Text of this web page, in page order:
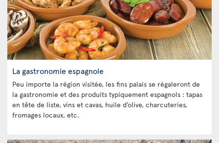
La gastronomie espagnole
Peu importe la région visitée, les fins palais se régaleront de
la gastronomie et des produits typiquement espagnols : tapas
en tête de liste, vins et cavas, huile d’olive, charcuteries,
fromages locaux, etc.